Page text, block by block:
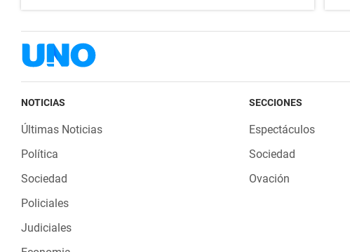
NOTICIAS
Últimas Noticias
Política
Sociedad
Policiales
Judiciales
SECCIONES
Espectáculos
Sociedad
Ovación